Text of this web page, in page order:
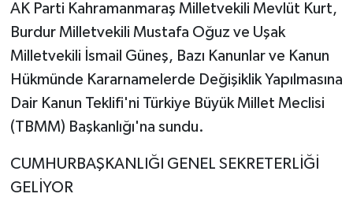
AK Parti Kahramanmaraş Milletvekili Mevlüt Kurt,
Burdur Milletvekili Mustafa Oğuz ve Uşak
Milletvekili İsmail Güneş, Bazı Kanunlar ve Kanun
Hükmünde Kararnamelerde Değişiklik Yapılmasına
Dair Kanun Teklifi'ni Türkiye Büyük Millet Meclisi
(TBMM) Başkanlığı'na sundu.
CUMHURBAŞKANLIĞI GENEL SEKRETERLİĞİ
GELİYOR